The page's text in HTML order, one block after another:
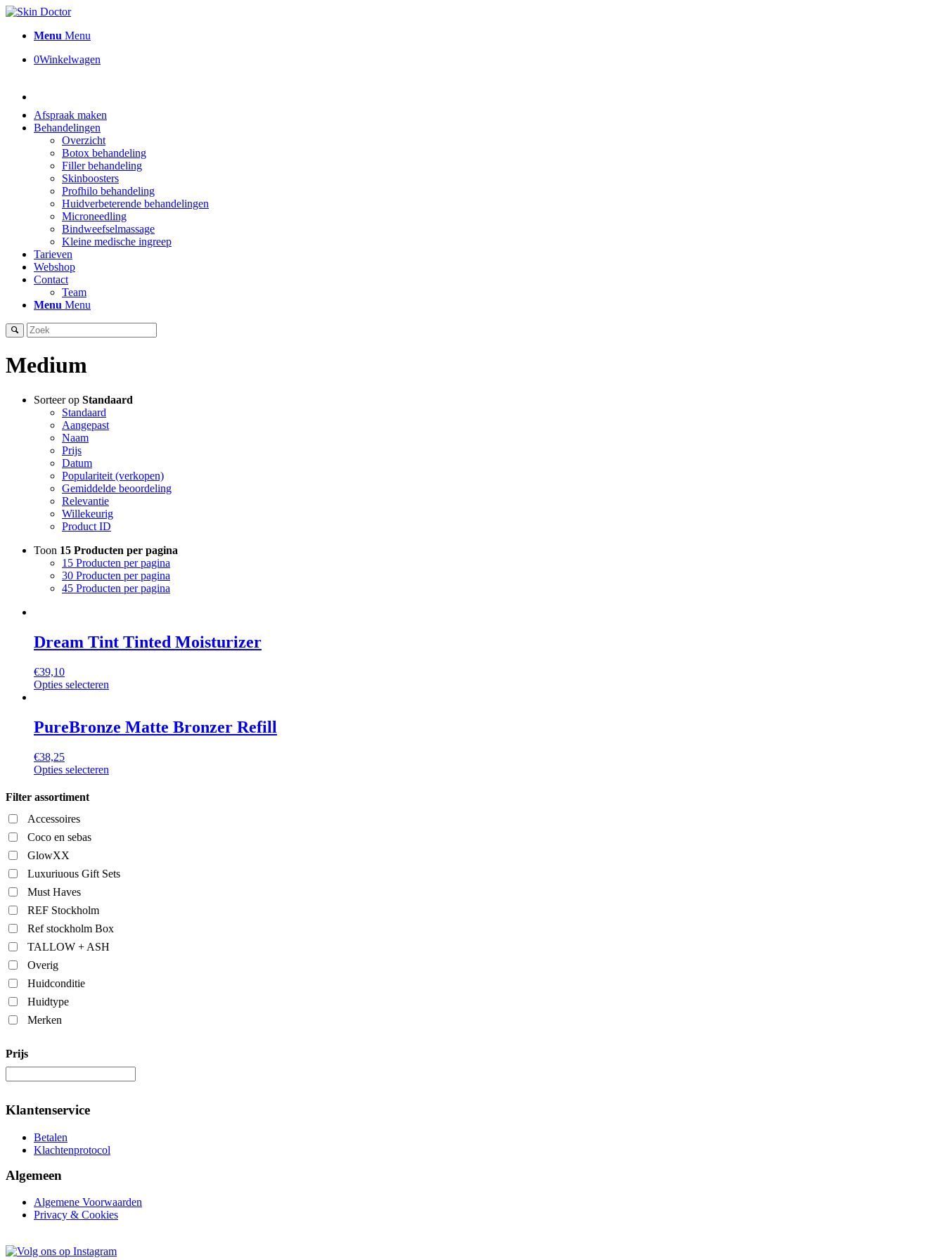
Menu Menu
0Winkelwagen
Afspraak maken
Behandelingen
Overzicht
Botox behandeling
Filler behandeling
Skinboosters
Profhilo behandeling
Huidverbeterende behandelingen
Microneedling
Bindweefselmassage
Kleine medische ingreep
Tarieven
Webshop
Contact
Team
Menu Menu
Medium
Sorteer op Standaard
Standaard
Aangepast
Naam
Prijs
Datum
Populariteit (verkopen)
Gemiddelde beoordeling
Relevantie
Willekeurig
Product ID
Toon 15 Producten per pagina
15 Producten per pagina
30 Producten per pagina
45 Producten per pagina
Dream Tint Tinted Moisturizer
€39,10
Opties selecteren
meerdere
variaties.
kan
PureBronze Matte Bronzer Refill
€38,25
Opties selecteren
gekozen
Filter assortiment
Accessoires
Coco en sebas
GlowXX
Luxuriuous Gift Sets
Must Haves
REF Stockholm
Ref stockholm Box
TALLOW + ASH
Overig
Huidconditie
Huidtype
Merken
Prijs
Klantenservice
Betalen
Klachtenprotocol
Algemeen
Algemene Voorwaarden
Privacy & Cookies